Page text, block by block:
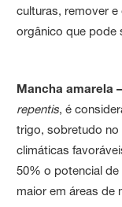
culturas, remover
orgânico que pode
Mancha amarela –
repentis, é
trigo, sobretudo no
climáticas
50% o potencial
maior em áreas de